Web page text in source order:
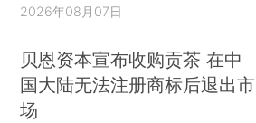
2026年08月07日
贝恩资本宣布收购贡茶 在中
国大陆无法注册商标后退出市
场